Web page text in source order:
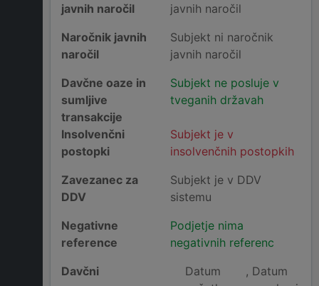
javnih naročil
javnih naročil
Naročnik javnih
naročil
Subjekt ni naročnik
javnih naročil
Davčne oaze in
sumljive
transakcije
Subjekt ne posluje v
tveganih državah
Insolvenčni
postopki
Subjekt je v
insolvenčnih postopkih
Zavezanec za
DDV
Subjekt je v DDV
sistemu
Negativne
reference
Podjetje nima
negativnih referenc
Davčni
Datum
, Datum